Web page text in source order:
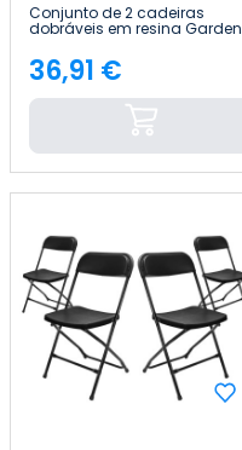
Conjunto de 2 cadeiras
dobráveis em resina Garden
Preço
36,91 €